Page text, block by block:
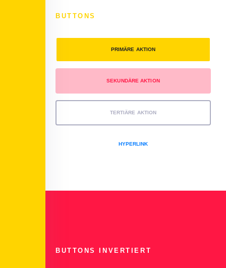
BUTTONS
PRIMÄRE AKTION
SEKUNDÄRE AKTION
TERTIÄRE AKTION
HYPERLINK
BUTTONS INVERTIERT